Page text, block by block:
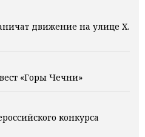
движение на улице Х.
«Горы Чечни»
конкурса